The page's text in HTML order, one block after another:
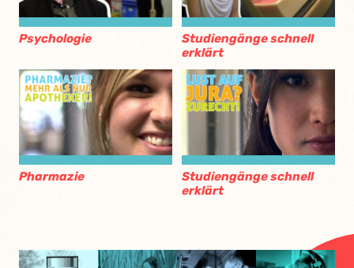
Psychologie
Studiengänge schnell
erklärt
Pharmazie
Studiengänge schnell
erklärt